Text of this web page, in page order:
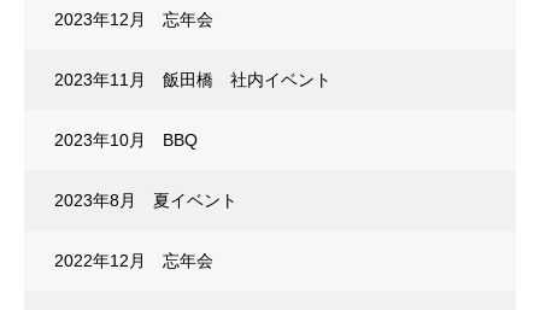
2023年12月 忘年会
2023年11月 飯田橋 社内イベント
2023年10月 BBQ
2023年8月 夏イベント
2022年12月 忘年会